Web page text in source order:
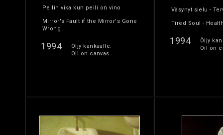
Peilin vika kun peili on vino
Mirror's Fault if the Mirror's Gone
Wrong
1994
Öljy kankaalle.
Oil on canvas.
Väsynyt sielu -
Tired Soul -
1994
Öljy
Oil on